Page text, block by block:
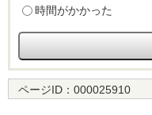
時間がかかった
ページID： 000025910